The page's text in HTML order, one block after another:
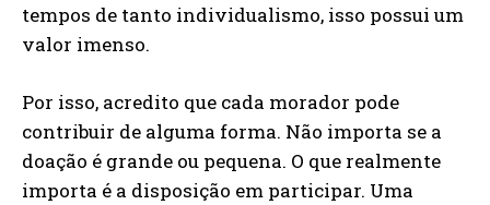
tempos de tanto individualismo, isso possui um
valor imenso.
Por isso, acredito que cada morador pode
contribuir de alguma forma. Não importa se a
doação é grande ou pequena. O que realmente
importa é a disposição em participar. Uma